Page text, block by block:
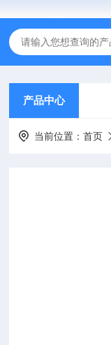
产品中心
当前位置：首页